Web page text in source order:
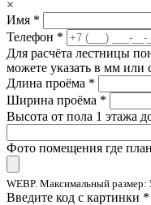
×
Имя *
Телефон *
Для расчёта лестницы
можете указать в мм или
Длина проёма *
Ширина проёма *
Высота от пола 1 этажа
Фото помещения где
WEBP. Максимальный размер:
Введите код с картинки *